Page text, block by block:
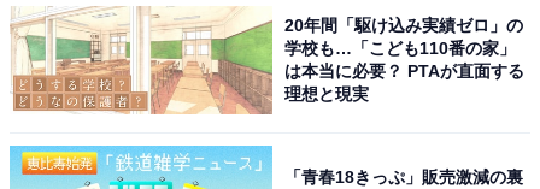
専業主婦・夫の年収500万円「かつかつで正直大変。ど
こを削ろうか…」都内4人家族のリアルな収支内訳
・
る。現状維持」3人家族のリアルな収支内訳は？
20年間「駆け込み実績ゼロ」の
学校も…「こども110番の家」
は本当に必要？ PTAが直面する
理想と現実
「青春18きっぷ」販売激減の裏